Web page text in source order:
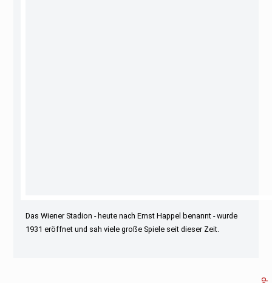
Das Wiener Stadion - heute nach Ernst Happel benannt - wurde
1931 eröffnet und sah viele große Spiele seit dieser Zeit.